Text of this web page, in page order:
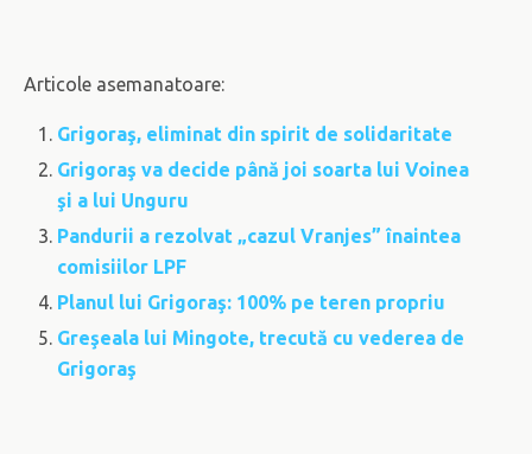
Articole asemanatoare:
Grigoraş, eliminat din spirit de solidaritate
Grigoraş va decide până joi soarta lui Voinea
şi a lui Unguru
Pandurii a rezolvat „cazul Vranjes” înaintea
comisiilor LPF
Planul lui Grigoraş: 100% pe teren propriu
Greşeala lui Mingote, trecută cu vederea de
Grigoraş